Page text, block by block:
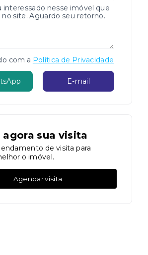
com a Política de Privacidade
E-mail
agora sua visita
de visita para
o imóvel.
Agendar visita